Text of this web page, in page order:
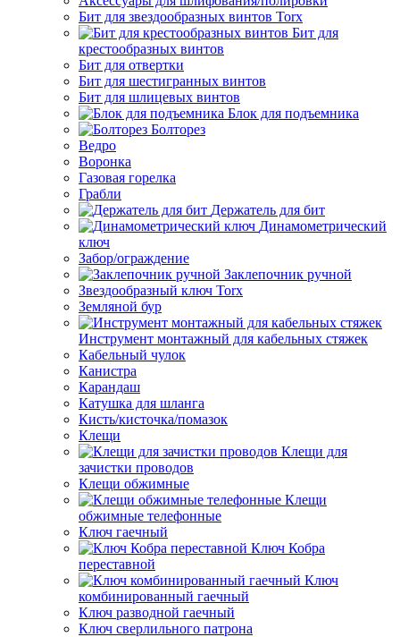
Бит для звездообразных винтов Torx
Бит для
крестообразных винтов
Бит для отвертки
Бит для шестигранных винтов
Бит для шлицевых винтов
Блок для подъемника
Болторез
Ведро
Воронка
Газовая горелка
Грабли
Держатель для бит
Динамометрический
ключ
Забор/ограждение
Заклепочник ручной
Звездообразный ключ Torx
Земляной бур
Инструмент монтажный для кабельных стяжек
Кабельный чулок
Канистра
Карандаш
Катушка для шланга
Кисть/кисточка/помазок
Клещи
Клещи для
зачистки проводов
Клещи обжимные
Клещи
обжимные телефонные
Ключ гаечный
Ключ Кобра
переставной
Ключ
комбинированный гаечный
Ключ разводной гаечный
Ключ сверлильного патрона